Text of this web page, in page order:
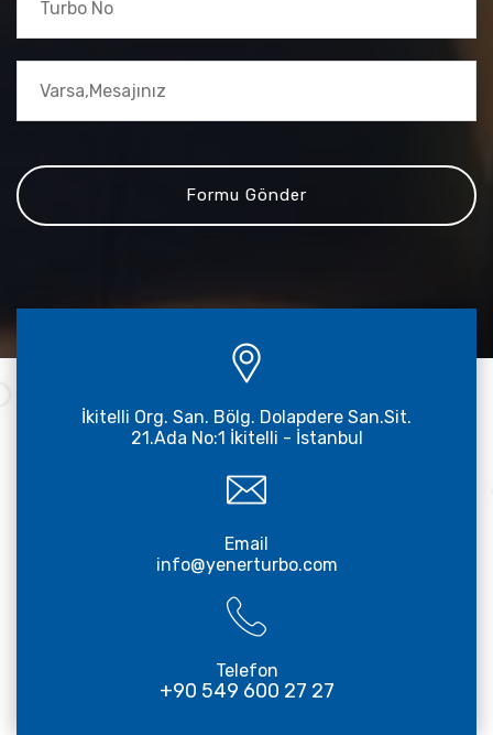
İkitelli Org. San. Bölg. Dolapdere San.Sit.
21.Ada No:1 İkitelli - İstanbul
Email
info@yenerturbo.com
Telefon
+90 549 600 27 27